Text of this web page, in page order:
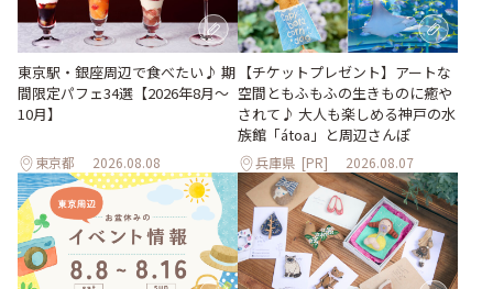
東京駅・銀座周辺で食べたい♪ 期
間限定パフェ34選【2026年8月～
10月】
東京都 2026.08.08
【チケットプレゼント】アートな
空間ともふもふの生きものに癒や
されて♪ 大人も楽しめる神戸の水
族館「átoa」と周辺さんぽ
兵庫県 [PR] 2026.08.07